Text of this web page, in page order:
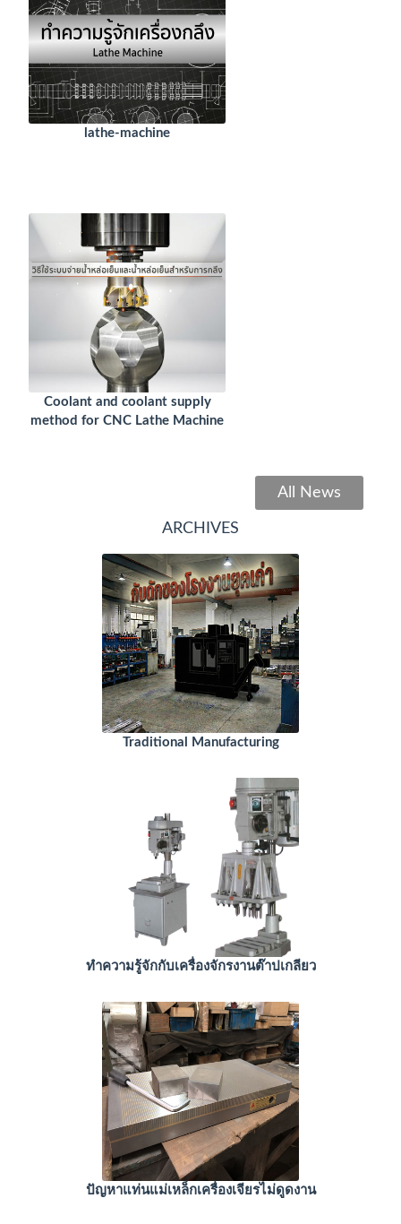
lathe-machine
Coolant and coolant supply
method for CNC Lathe Machine
All News
ARCHIVES
Traditional Manufacturing
ทำความรู้จักกับเครื่องจักรงานต๊าปเกลียว
ปัญหาแท่นแม่เหล็กเครื่องเจียรไม่ดูดงาน